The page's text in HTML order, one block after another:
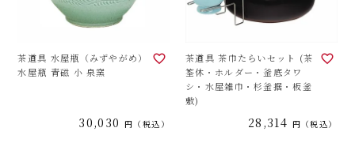
茶道具 水屋瓶（みずやがめ）
水屋瓶 青磁 小 泉窯
30,030 税込
茶道具 茶巾たらいセット (茶
筌休・ホルダー・釜底タワ
シ・水屋雑巾・杉釜据・板釜
敷)
28,314 税込